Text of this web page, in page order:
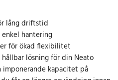
lång driftstid
hantering
för ökad flexibilitet
lösning för din Neato
imponerande kapacitet på